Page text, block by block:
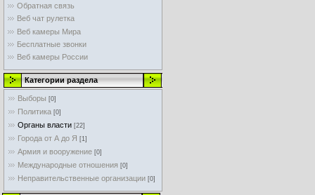
Обратная связь
Веб чат рулетка
Веб камеры Мира
Бесплатные звонки
Веб камеры России
Категории раздела
Выборы [0]
Политика [0]
Органы власти [22]
Города от А до Я [1]
Армия и вооружение [0]
Международные отношения [0]
Неправительственные организации [0]